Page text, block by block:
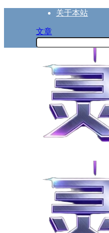
关于本站
文章